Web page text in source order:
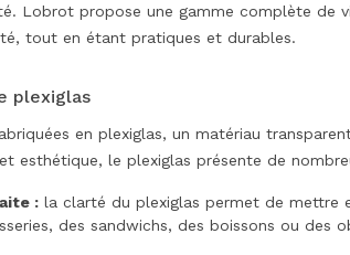
Lobrot propose une gamme complète de
tout en étant pratiques et durables.
plexiglas
en plexiglas, un matériau
esthétique, le plexiglas présente de
:la clarté du plexiglas permet de mettre
des sandwichs, des boissons ou des